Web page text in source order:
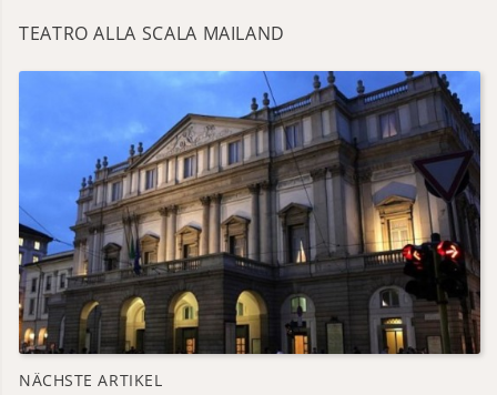
TEATRO ALLA SCALA MAILAND
NÄCHSTE ARTIKEL